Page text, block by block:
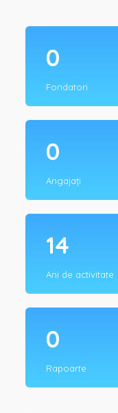
0
Fondatori
0
Angajați
14
Ani de activitate
0
Rapoarte